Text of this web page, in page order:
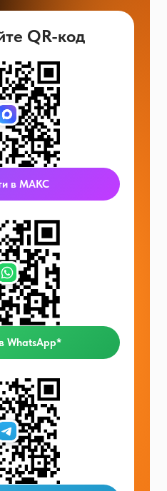
QR-код
в МАКС
WhatsApp*